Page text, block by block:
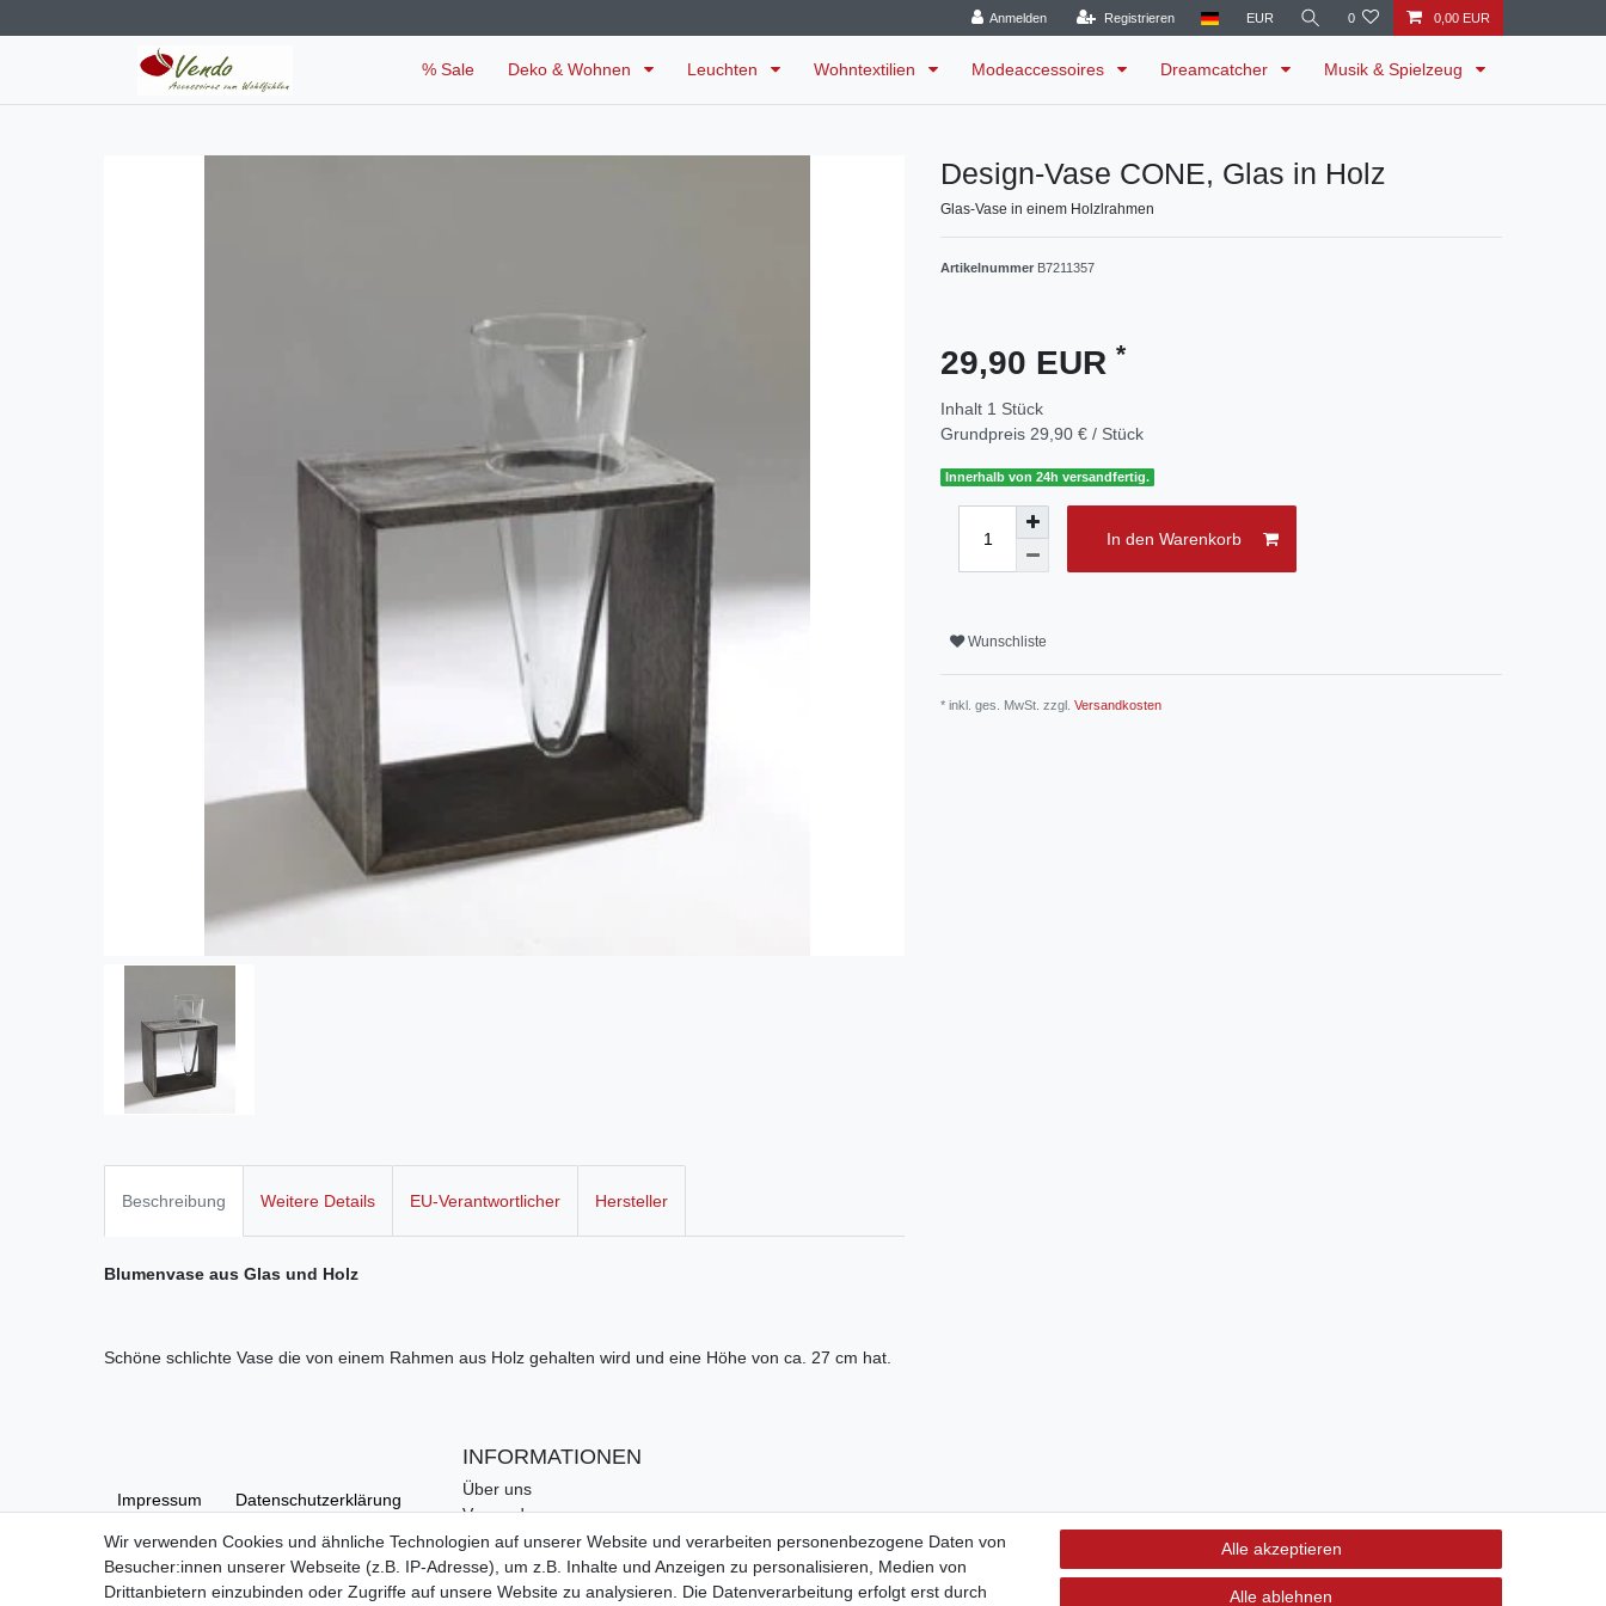
Anmelden Registrieren EUR 0 0,00 EUR
% Sale Deko & Wohnen Leuchten Wohntextilien Modeaccessoires Dreamcatcher Musik & Spielzeug
Design-Vase CONE, Glas in Holz
Glas-Vase in einem Holzlrahmen
Artikelnummer B7211357
29,90 EUR *
Inhalt 1 Stück
Grundpreis 29,90 € / Stück
Innerhalb von 24h versandfertig.
In den Warenkorb
Wunschliste
* inkl. ges. MwSt. zzgl. Versandkosten
Beschreibung Weitere Details EU-Verantwortlicher Hersteller
Blumenvase aus Glas und Holz
Schöne schlichte Vase die von einem Rahmen aus Holz gehalten wird und eine Höhe von ca. 27 cm hat.
Impressum Daten­schutz­erklärung
AGB Barrierefreiheitserklärung
INFORMATIONEN
Über uns
Versand
Kontakt
Links
Hilfe
Wir verwenden Cookies und ähnliche Technologien auf unserer Website und verarbeiten personenbezogene Daten von
Besucher:innen unserer Webseite (z.B. IP-Adresse), um z.B. Inhalte und Anzeigen zu personalisieren, Medien von
Drittanbietern einzubinden oder Zugriffe auf unsere Website zu analysieren. Die Datenverarbeitung erfolgt erst durch
Alle akzeptieren
Alle ablehnen